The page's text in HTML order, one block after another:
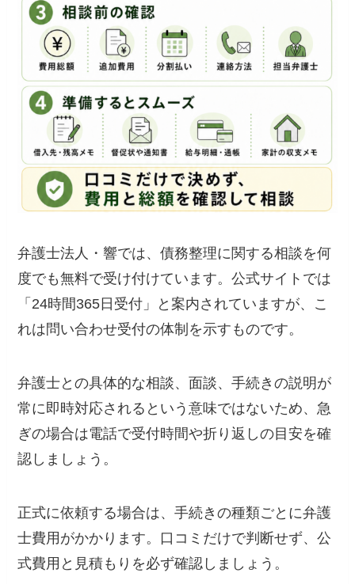
弁護士法人・響では、債務整理に関する相談を何
度でも無料で受け付けています。公式サイトでは
「24時間365日受付」と案内されていますが、こ
れは問い合わせ受付の体制を示すものです。
弁護士との具体的な相談、面談、手続きの説明が
常に即時対応されるという意味ではないため、急
ぎの場合は電話で受付時間や折り返しの目安を確
認しましょう。
正式に依頼する場合は、手続きの種類ごとに弁護
士費用がかかります。口コミだけで判断せず、公
式費用と見積もりを必ず確認しましょう。